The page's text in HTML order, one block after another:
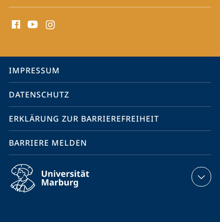
Media
Service-
Navigation
IMPRESSUM
DATENSCHUTZ
ERKLÄRUNG ZUR BARRIEREFREIHEIT
BARRIERE MELDEN